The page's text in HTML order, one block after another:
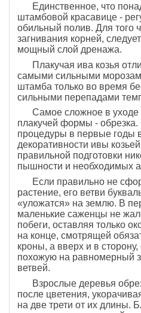
Единственное, что
штамбовой красавице -
обильный полив. Для того
загнивания корней,
мощный слой дренажа.
Плакучая ива козья
самыми сильными
штамба только во время
сильными перепадами
Самое сложное в уходе
плакучей формы -
процедуры в первые годы
декоративности ивы
правильной подготовки
пышности и необходимых
Если правильно не
растение, его ветви
«уложатся» на землю. В
маленькие саженцы не
побеги, оставляя только
на конце, смотрящей
кроны, а вверх и в
похожую на равномерный
ветвей.
Взрослые деревья
после цветения,
на две трети от их длины.